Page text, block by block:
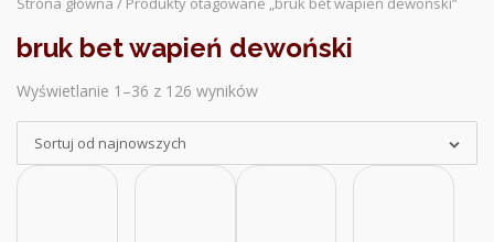
bruk bet wapień dewoński
Wyświetlanie 1–36 z 126 wyników
latest
Sortuj od najnowszych